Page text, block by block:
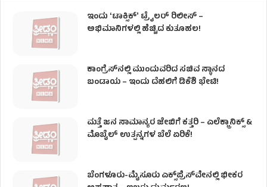
ಇಂದು ʻಟಾಕ್ಸಿಕ್ʼ ಟ್ರೈಲರ್ ರಿಲೀಸ್‌ –
ಅಭಿಮಾನಿಗಳಲ್ಲಿ ಹೆಚ್ಚಿದ ಕುತೂಹಲ!
ಕಾಂಗ್ರೆಸ್​ನಲ್ಲಿ ಮುಂದುವರಿದ ಸಚಿವ ಸ್ಥಾನದ
ಬಂಡಾಯ – ಇಂದು ದೆಹಲಿಗೆ ಡಿಕೆಶಿ ಭೇಟಿ!
ಮತ್ತೆ ಜನ ಸಾಮಾನ್ಯರ ಜೇಬಿಗೆ ಕತ್ತರಿ – ಎಲೆಕ್ಟ್ರಾನಿಕ್ಸ್ &
ಮೊಬೈಲ್ ಉತ್ಪನ್ನಗಳ ಬೆಲೆ ಏರಿಕೆ!
ಬೆಂಗಳೂರು-ಮೈಸೂರು ಎಕ್ಸ್‌ಪ್ರೆಸ್‌ವೇನಲ್ಲಿ ಭೀಕರ